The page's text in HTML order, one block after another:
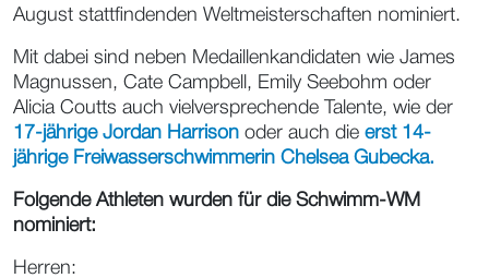
August stattfindenden Weltmeisterschaften nominiert.
Mit dabei sind neben Medaillenkandidaten wie James
Magnussen, Cate Campbell, Emily Seebohm oder
Alicia Coutts auch vielversprechende Talente, wie der
17-jährige Jordan Harrison oder auch die erst 14-
jährige Freiwasserschwimmerin Chelsea Gubecka.
Folgende Athleten wurden für die Schwimm-WM
nominiert:
Herren: